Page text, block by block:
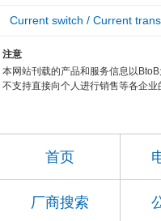
Current switch / Current
注意
本网站刊载的产品和服务信息以BtoB
不支持直接向个人进行销售等各企业
首页
厂商搜索